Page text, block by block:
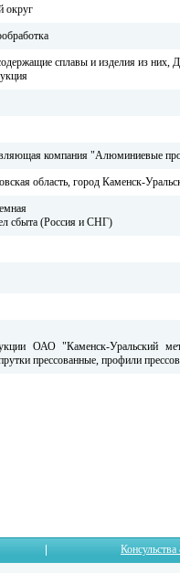
округ
сплавы и изделия из них,
компания "Алюминиевые
область, город Каменск-
сбыта (Россия и СНГ)
ОАО "Каменск-Уральский
прессованные, профили
Консульства